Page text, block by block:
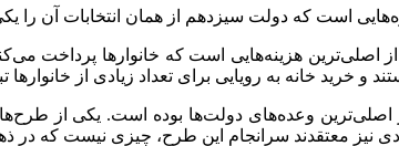
است که دولت سیزدهم از همان انتخابات آن
اصلی‌ترین هزینه‌هایی است که خانوارها پرداخت
خرید خانه به رویایی برای تعداد زیادی از
اصلی‌ترین وعده‌های دولت‌ها بوده است. یکی از
نیز معتقدند سرانجام این طرح، چیزی نیست که در